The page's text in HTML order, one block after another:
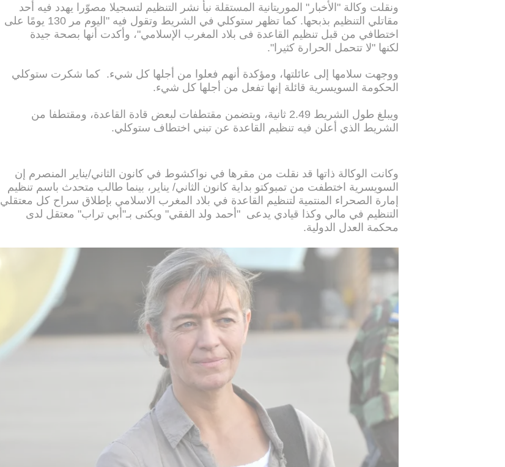
ونقلت وكالة "الأخبار" الموريتانية المستقلة نبأ نشر التنظيم لتسجيلا مصوّرا يهدد فيه أحد
مقاتلي التنظيم بذبحها. كما تظهر ستوكلي في الشريط وتقول فيه "اليوم مر 130 يومًا على
اختطافي من قبل تنظيم القاعدة فى بلاد المغرب الإسلامي"، وأكدت أنها بصحة جيدة
لكنها "لا تتحمل الحرارة كثيرا".
ووجهت سلامها إلى عائلتها، ومؤكدة أنهم فعلوا من أجلها كل شيء. كما شكرت ستوكلي
الحكومة السويسرية قائلة إنها تفعل من أجلها كل شيء.
ويبلغ طول الشريط 2.49 ثانية، ويتضمن مقتطفات لبعض قادة القاعدة، ومقتطفا من
الشريط الذي أعلن فيه تنظيم القاعدة عن تبني اختطاف ستوكلي.
وكانت الوكالة ذاتها قد نقلت من مقرها في نواكشوط في كانون الثاني/يناير المنصرم إن
السويسرية اختطفت من تمبوكتو بداية كانون الثاني/ يناير، بينما طالب متحدث باسم تنظيم
إمارة الصحراء المنتمية لتنظيم القاعدة في بلاد المغرب الاسلامي بإطلاق سراح كل معتقلي
التنظيم في مالي وكذا قيادي يدعى "أحمد ولد الفقي" ويكنى بـ"أبي تراب" معتقل لدى
محكمة العدل الدولية.